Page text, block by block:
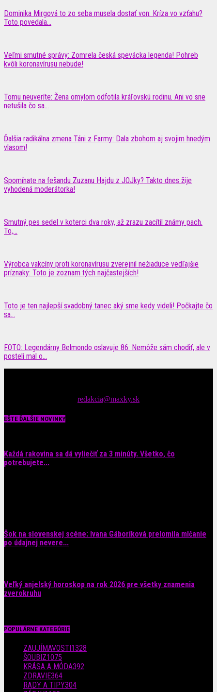
Dominika Mirgová to zo seba musela dostať von: Kríza vo vzťahu?
Toto povedala...
Veľmi smutné správy: Zomrela česká spevácka legenda! Pohreb
kvôli koronavírusu nebude!
Tomu neuveríte: Žena omylom odfotila kráľovskú rodinu. Ani vo sne
netušila čo sa...
Ďalšia radikálna zmena Táni z Farmy: Dala zbohom aj svojim hnedým
vlasom!
Spomínate na fešandu Zuzanu Hajdu z JOJky? Takto dnes žije
vyhodená moderátorka!
Smutný pes sedel v koterci dva roky, až zrazu zacítil známy pach.
To,...
Výrobca vakcíny proti koronavírusu zverejnil nežiaduce vedľajšie
príznaky: Toto je zoznam tých najčastejších!
Toto je ten najlepší svadobný tanec aký sme kedy videli! Počkajte čo
sa...
FOTO: Legendárny Belmondo oslavuje 86: Nemôže sám chodiť, ale v
posteli mal o...
redakcia@maxky.sk
EŠTE ĎALŠIE NOVINKY
Každá rakovina sa dá vyliečiť za 3 minúty. Všetko, čo
potrebujete...
Šok na slovenskej scéne: Ivana Gáboríková prelomila mlčanie
po údajnej nevere...
Veľký anjelský horoskop na rok 2026 pre všetky znamenia
zverokruhu
POPULÁRNE KATEGÓRIE
ZAUJÍMAVOSTI 1328
ŠOUBIZ1075
KRÁSA A MÓDA392
ZDRAVIE364
RADY A TIPY304